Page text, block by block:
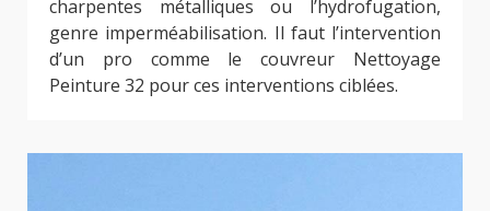
charpentes métalliques ou l’hydrofugation,
genre imperméabilisation. Il faut l’intervention
d’un pro comme le couvreur Nettoyage
Peinture 32 pour ces interventions ciblées.